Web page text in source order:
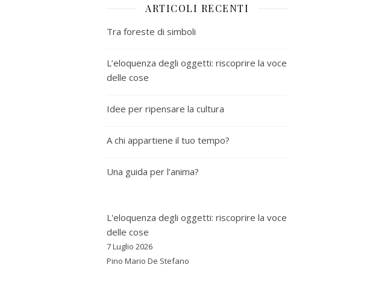
ARTICOLI RECENTI
Tra foreste di simboli
L’eloquenza degli oggetti: riscoprire la voce
delle cose
Idee per ripensare la cultura
A chi appartiene il tuo tempo?
Una guida per l’anima?
L'eloquenza degli oggetti: riscoprire la voce
delle cose
7 Luglio 2026
Pino Mario De Stefano